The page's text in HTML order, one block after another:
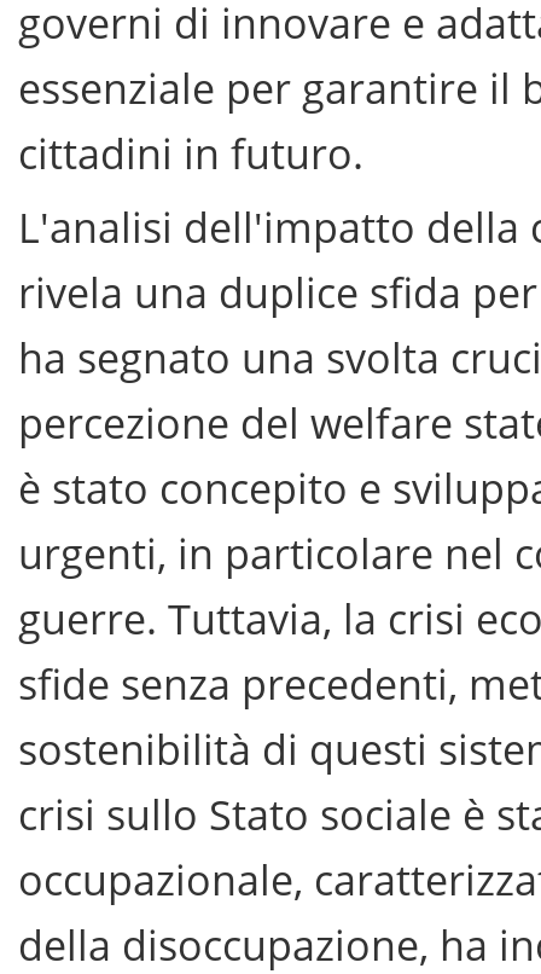
governi di innovare e
essenziale per garantire il
cittadini in futuro.
L'analisi dell'impatto della
rivela una duplice sfida
ha segnato una svolta
percezione del welfare
è stato concepito e
urgenti, in particolare nel
guerre. Tuttavia, la crisi
sfide senza precedenti,
sostenibilità di questi
crisi sullo Stato sociale è
occupazionale,
della disoccupazione, ha